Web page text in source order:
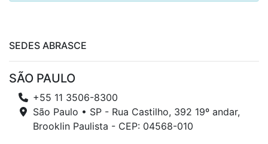
SEDES ABRASCE
SÃO PAULO
+55 11 3506-8300
São Paulo • SP - Rua Castilho, 392 19º andar,
Brooklin Paulista - CEP: 04568-010